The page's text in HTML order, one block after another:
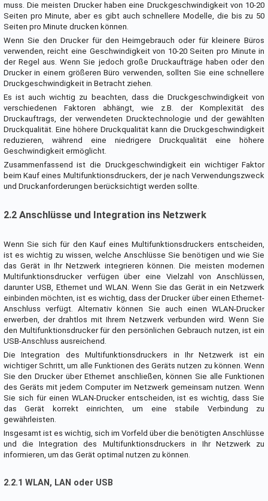
muss. Die meisten Drucker haben eine Druckgeschwindigkeit von 10-20
Seiten pro Minute, aber es gibt auch schnellere Modelle, die bis zu 50
Seiten pro Minute drucken können.
Wenn Sie den Drucker für den Heimgebrauch oder für kleinere Büros
verwenden, reicht eine Geschwindigkeit von 10-20 Seiten pro Minute in
der Regel aus. Wenn Sie jedoch große Druckaufträge haben oder den
Drucker in einem größeren Büro verwenden, sollten Sie eine schnellere
Druckgeschwindigkeit in Betracht ziehen.
Es ist auch wichtig zu beachten, dass die Druckgeschwindigkeit von
verschiedenen Faktoren abhängt, wie z.B. der Komplexität des
Druckauftrags, der verwendeten Drucktechnologie und der gewählten
Druckqualität. Eine höhere Druckqualität kann die Druckgeschwindigkeit
reduzieren, während eine niedrigere Druckqualität eine höhere
Geschwindigkeit ermöglicht.
Zusammenfassend ist die Druckgeschwindigkeit ein wichtiger Faktor
beim Kauf eines Multifunktionsdruckers, der je nach Verwendungszweck
und Druckanforderungen berücksichtigt werden sollte.
2.2 Anschlüsse und Integration ins Netzwerk
Wenn Sie sich für den Kauf eines Multifunktionsdruckers entscheiden,
ist es wichtig zu wissen, welche Anschlüsse Sie benötigen und wie Sie
das Gerät in Ihr Netzwerk integrieren können. Die meisten modernen
Multifunktionsdrucker verfügen über eine Vielzahl von Anschlüssen,
darunter USB, Ethernet und WLAN. Wenn Sie das Gerät in ein Netzwerk
einbinden möchten, ist es wichtig, dass der Drucker über einen Ethernet-
Anschluss verfügt. Alternativ können Sie auch einen WLAN-Drucker
erwerben, der drahtlos mit Ihrem Netzwerk verbunden wird. Wenn Sie
den Multifunktionsdrucker für den persönlichen Gebrauch nutzen, ist ein
USB-Anschluss ausreichend.
Die Integration des Multifunktionsdruckers in Ihr Netzwerk ist ein
wichtiger Schritt, um alle Funktionen des Geräts nutzen zu können. Wenn
Sie den Drucker über Ethernet anschließen, können Sie alle Funktionen
des Geräts mit jedem Computer im Netzwerk gemeinsam nutzen. Wenn
Sie sich für einen WLAN-Drucker entscheiden, ist es wichtig, dass Sie
das Gerät korrekt einrichten, um eine stabile Verbindung zu
gewährleisten.
Insgesamt ist es wichtig, sich im Vorfeld über die benötigten Anschlüsse
und die Integration des Multifunktionsdruckers in Ihr Netzwerk zu
informieren, um das Gerät optimal nutzen zu können.
2.2.1 WLAN, LAN oder USB